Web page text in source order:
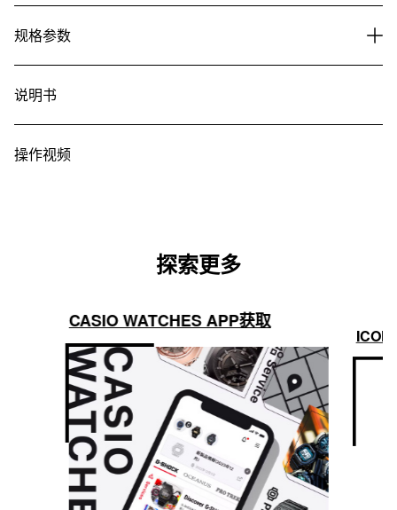
规格参数
说明书
操作视频
探索更多
CASIO WATCHES APP获取